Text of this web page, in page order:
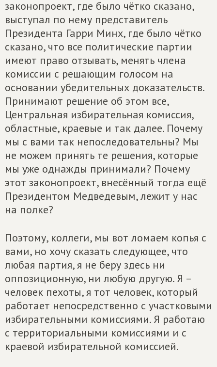
законопроект, где было чётко сказано,
выступал по нему представитель
Президента Гарри Минх, где было чётко
сказано, что все политические партии
имеют право отзывать, менять члена
комиссии с решающим голосом на
основании убедительных доказательств.
Принимают решение об этом все,
Центральная избирательная комиссия,
областные, краевые и так далее. Почему
мы с вами так непоследовательны? Мы
не можем принять те решения, которые
мы уже однажды принимали? Почему
этот законопроект, внесённый тогда ещё
Президентом Медведевым, лежит у нас
на полке?
Поэтому, коллеги, мы вот ломаем копья с
вами, но хочу сказать следующее, что
любая партия, я не беру здесь ни
оппозиционную, ни любую другую. Я –
человек пехоты, я тот человек, который
работает непосредственно с участковыми
избирательными комиссиями. Я работаю
с территориальными комиссиями и с
краевой избирательной комиссией.